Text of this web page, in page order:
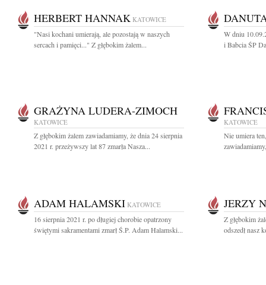
HERBERT HANNAK KATOWICE
"Nasi kochani umierają, ale pozostają w naszych
sercach i pamięci..." Z głębokim żalem...
W dniu
i Babcia ŚP
GRAŻYNA LUDERA-ZIMOCH
KATOWICE
Z głębokim żalem zawiadamiamy, że dnia 24 sierpnia
2021 r. przeżywszy lat 87 zmarła Nasza...
KATOWICE
Nie umiera
ADAM HALAMSKI KATOWICE
16 sierpnia 2021 r. po długiej chorobie opatrzony
świętymi sakramentami zmarł Ś.P. Adam Halamski...
JERZY
Z głębokim
odszedł nasz